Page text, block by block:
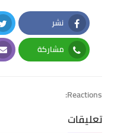
نشر
Facebook
مشاركة
Whatsapp
Reactions:
تعليقات